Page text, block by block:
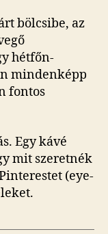
bölcsibe, az
hétfőn-
mindenképp
fontos
Egy kávé
mit szeretnék
(eye-